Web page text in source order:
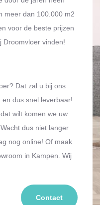
meer dan 100.000 m2
voor de beste prijzen
Droomvloer vinden!
Dat zal u bij ons
dus snel leverbaar!
wilt komen we uw
dus niet langer
nog online! Of maak
in Kampen. Wij
Contact